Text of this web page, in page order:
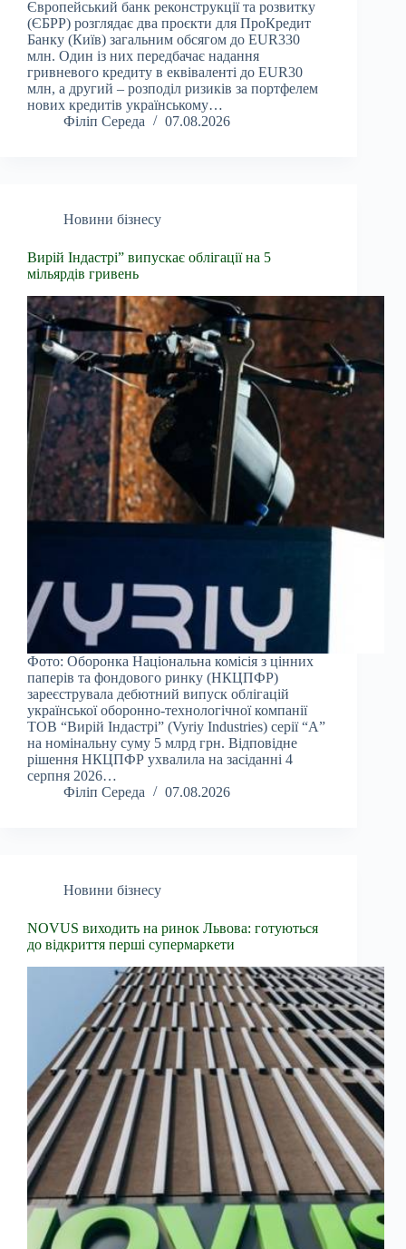
Європейський банк реконструкції та розвитку
(ЄБРР) розглядає два проєкти для ПроКредит
Банку (Київ) загальним обсягом до EUR330
млн. Один із них передбачає надання
гривневого кредиту в еквіваленті до EUR30
млн, а другий – розподіл ризиків за портфелем
нових кредитів українському…
Філіп Середа
07.08.2026
Новини бізнесу
Вирій Індастрі” випускає облігації на 5
мільярдів гривень
Фото: Оборонка Національна комісія з цінних
паперів та фондового ринку (НКЦПФР)
зареєструвала дебютний випуск облігацій
української оборонно-технологічної компанії
ТОВ “Вирій Індастрі” (Vyriy Industries) серії “А”
на номінальну суму 5 млрд грн. Відповідне
рішення НКЦПФР ухвалила на засіданні 4
серпня 2026…
Філіп Середа
07.08.2026
Новини бізнесу
NOVUS виходить на ринок Львова: готуються
до відкриття перші супермаркети